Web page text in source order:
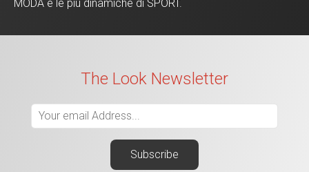
MODA e le più dinamiche di SPORT.
The Look Newsletter